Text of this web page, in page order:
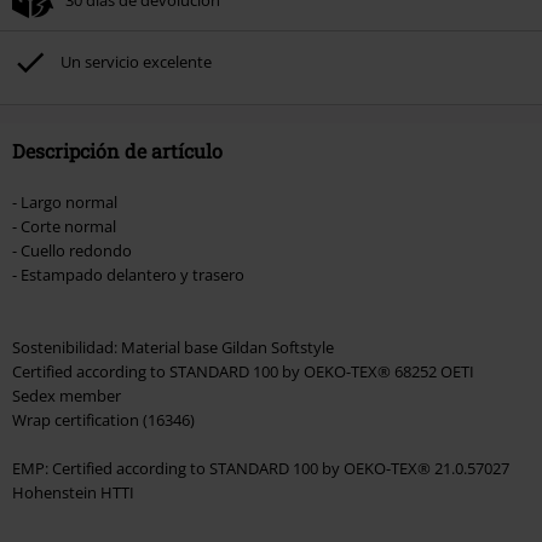
No acumulable con otras promociones Códigos promocionales.. Quedan
Rammstein, (Till) Lindemann, Böhse Onkelz, Broilers, Die Ärzte, Die Toten
Hosen, Metality, Funko Pop!, vales regalo y artículos que incluyan una
Un servicio excelente
Descripción de artículo
- Largo normal
- Corte normal
- Cuello redondo
- Estampado delantero y trasero
Sostenibilidad: Material base Gildan Softstyle
Certified according to STANDARD 100 by OEKO-TEX® 68252 OETI
Sedex member
Wrap certification (16346)
EMP: Certified according to STANDARD 100 by OEKO-TEX® 21.0.57027
Hohenstein HTTI